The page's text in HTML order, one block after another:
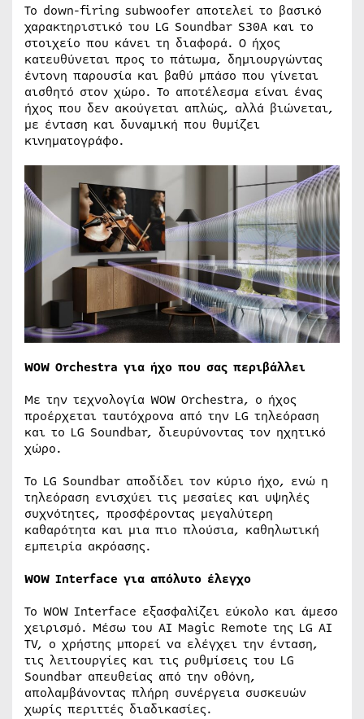
Το down-firing subwoofer αποτελεί το βασικό
χαρακτηριστικό του LG Soundbar S30A και το
στοιχείο που κάνει τη διαφορά. Ο ήχος
κατευθύνεται προς το πάτωμα, δημιουργώντας
έντονη παρουσία και βαθύ μπάσο που γίνεται
αισθητό στον χώρο. Το αποτέλεσμα είναι ένας
ήχος που δεν ακούγεται απλώς, αλλά βιώνεται,
με ένταση και δυναμική που θυμίζει
κινηματογράφο.
WOW Orchestra για ήχο που σας περιβάλλει
Με την τεχνολογία WOW Orchestra, ο ήχος
προέρχεται ταυτόχρονα από την LG τηλεόραση
και το LG Soundbar, διευρύνοντας τον ηχητικό
χώρο.
Το LG Soundbar αποδίδει τον κύριο ήχο, ενώ η
τηλεόραση ενισχύει τις μεσαίες και υψηλές
συχνότητες, προσφέροντας μεγαλύτερη
καθαρότητα και μια πιο πλούσια, καθηλωτική
εμπειρία ακρόασης.
WOW Interface για απόλυτο έλεγχο
Το WOW Interface εξασφαλίζει εύκολο και άμεσο
χειρισμό. Μέσω του AI Magic Remote της LG AI
TV, ο χρήστης μπορεί να ελέγχει την ένταση,
τις λειτουργίες και τις ρυθμίσεις του LG
Soundbar απευθείας από την οθόνη,
απολαμβάνοντας πλήρη συνέργεια συσκευών
χωρίς περιττές διαδικασίες.